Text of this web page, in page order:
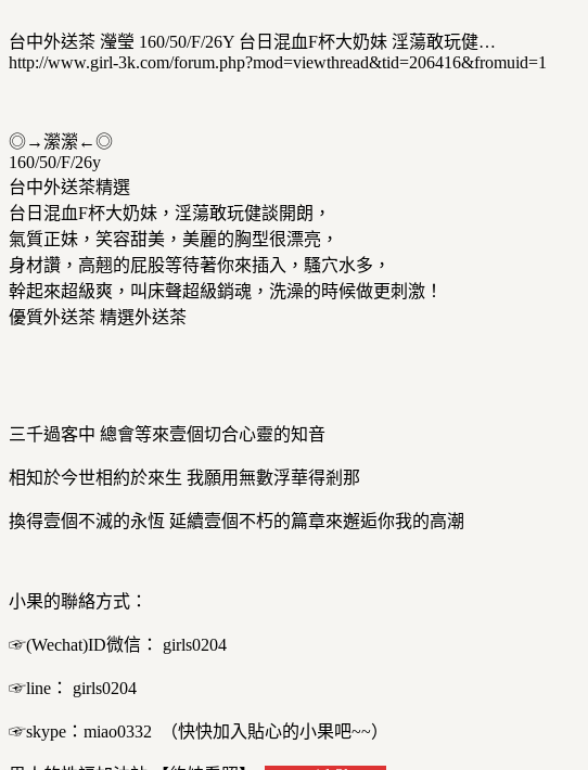
台中外送茶 瀅瑩 160/50/F/26Y 台日混血F杯大奶妹 淫蕩敢玩健…
http://www.girl-3k.com/forum.php?mod=viewthread&tid=206416&fromuid=1
◎→瀠瀠←◎
160/50/F/26y
台中外送茶精選
台日混血F杯大奶妹，淫蕩敢玩健談開朗，
氣質正妹，笑容甜美，美麗的胸型很漂亮，
身材讚，高翹的屁股等待著你來插入，騷穴水多，
幹起來超級爽，叫床聲超級銷魂，洗澡的時候做更刺激！
優質外送茶 精選外送茶
三千過客中 總會等來壹個切合心靈的知音
相知於今世相約於來生 我願用無數浮華得剎那
換得壹個不滅的永恆 延續壹個不朽的篇章來邂逅你我的高潮
小果的聯絡方式：
☞(Wechat)ID微信： girls0204
☞line： girls0204
☞skype：miao0332 （快快加入貼心的小果吧~~）